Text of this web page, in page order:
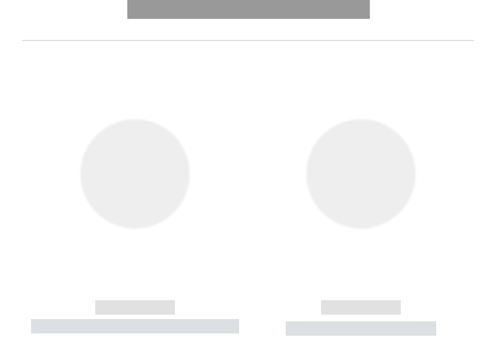
------------
----------- ----------- --------
------------
----------- -----------